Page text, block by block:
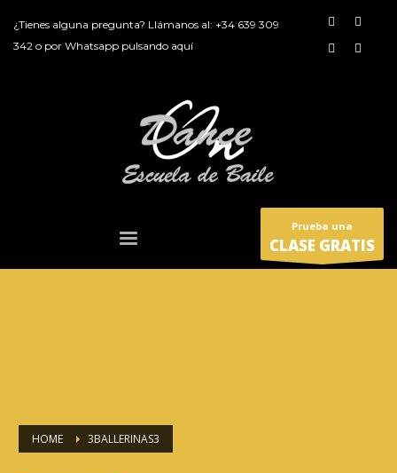
¿Tienes alguna pregunta? Llámanos al: +34 639 309
342 o por Whatsapp pulsando aquí
Prueba una
CLASE GRATIS
HOME 3BALLERINAS3